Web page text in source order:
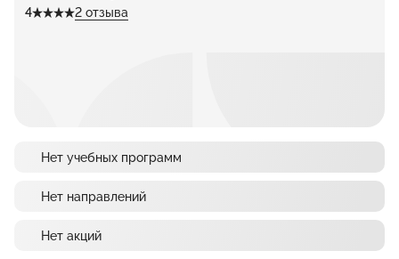
4 2 отзыва
Нет учебных программ
Нет направлений
Нет акций